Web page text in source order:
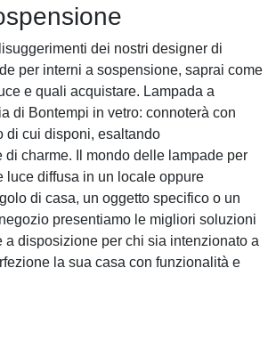
dei nostri designer di
per interni a sospensione, saprai come
e quali acquistare. Lampada a
di Bontempi in vetro: connoterà con
di cui disponi, esaltando
di charme. Il mondo delle lampade per
luce diffusa in un locale oppure
di casa, un oggetto specifico o un
presentiamo le migliori soluzioni
a disposizione per chi sia intenzionato a
la sua casa con funzionalità e